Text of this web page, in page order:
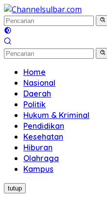
Langsung
ke
konten
Home
Nasional
Daerah
Politik
Hukum & Kriminal
Pendidikan
Kesehatan
Hiburan
Olahraga
Kampus
tutup